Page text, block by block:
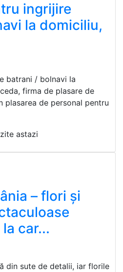
ingrijire
la domiciliu,
batrani / bolnavi la
firma de plasare de
plasarea de personal pentru
astazi
– flori și
car...
din sute de detalii, iar florile